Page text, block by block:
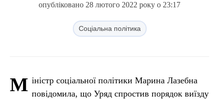
опубліковано 28 лютого 2022 року о 23:17
Соціальна політика
М іністр соціальної політики Марина Лазебна
повідомила, що Уряд спростив порядок виїзду